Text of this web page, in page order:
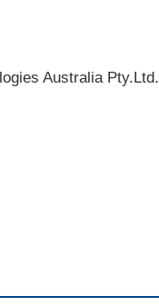
Australia Pty.Ltd.